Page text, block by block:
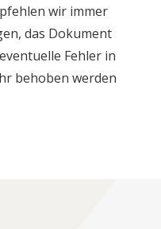
wir immer
das Dokument
Fehler in
behoben werden